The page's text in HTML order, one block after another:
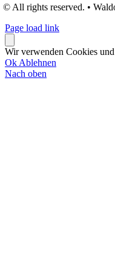
© All rights reserved. •
Page load link
Wir verwenden Cookies
Ok Ablehnen
Nach oben